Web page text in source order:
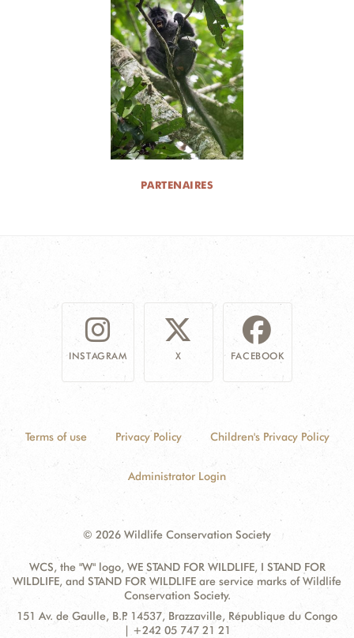
PARTENAIRES
INSTAGRAM X FACEBOOK
Terms of use Privacy Policy Children's Privacy Policy
Administrator Login
© 2026 Wildlife Conservation Society
WCS, the "W" logo, WE STAND FOR WILDLIFE, I STAND FOR
WILDLIFE, and STAND FOR WILDLIFE are service marks of Wildlife
Conservation Society.
Contact
Address:
151 Av. de Gaulle, B.P. 14537, Brazzaville, République du Congo
| +242 05 747 21 21